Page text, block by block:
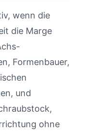
wenn die
die Marge
Formenbauer,
und
ohne